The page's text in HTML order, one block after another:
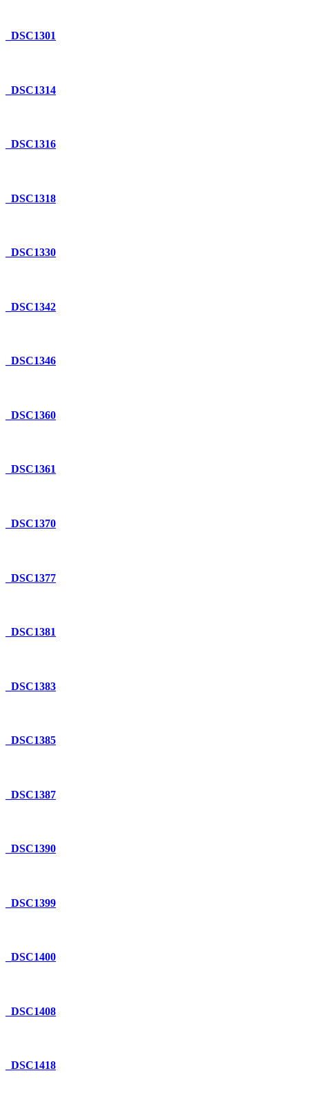
_DSC1301
_DSC1314
_DSC1316
_DSC1318
_DSC1330
_DSC1342
_DSC1346
_DSC1360
_DSC1361
_DSC1370
_DSC1377
_DSC1381
_DSC1383
_DSC1385
_DSC1387
_DSC1390
_DSC1399
_DSC1400
_DSC1408
_DSC1418